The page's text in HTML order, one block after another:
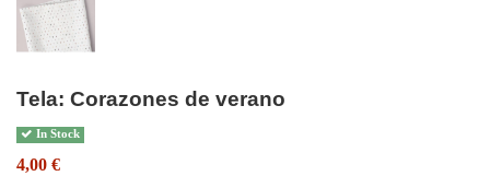
Tela: Corazones de verano
In Stock
4,00 €